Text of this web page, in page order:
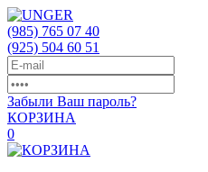
(985) 765 07 40
(925) 504 60 51
Забыли Ваш пароль?
КОРЗИНА
0